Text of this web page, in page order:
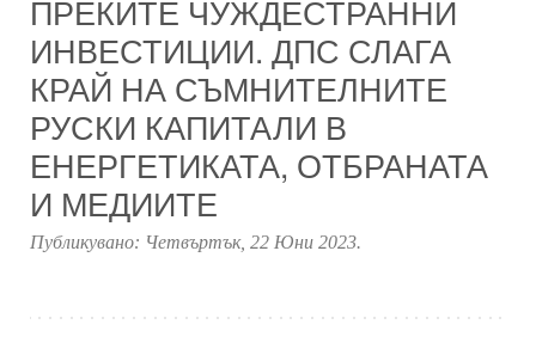
ПРЕКИТЕ ЧУЖДЕСТРАННИ
ИНВЕСТИЦИИ. ДПС СЛАГА
КРАЙ НА СЪМНИТЕЛНИТЕ
РУСКИ КАПИТАЛИ В
ЕНЕРГЕТИКАТА, ОТБРАНАТА
И МЕДИИТЕ
Публикувано: Четвъртък, 22 Юни 2023.